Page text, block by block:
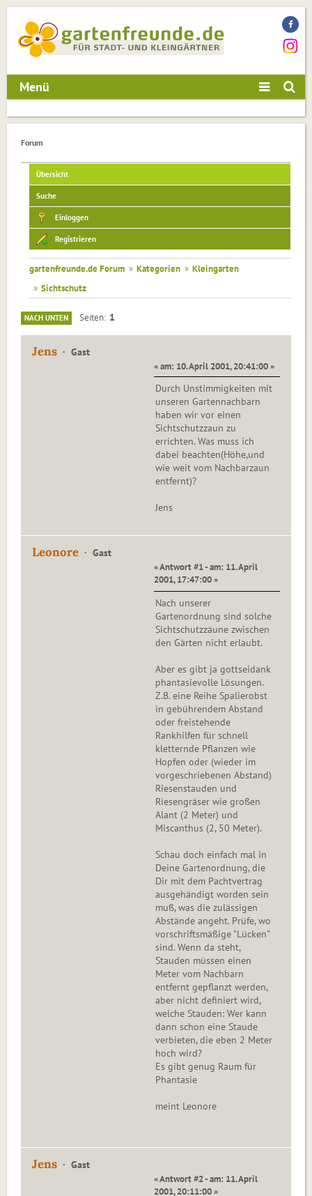
Menü
Forum
Übersicht
Suche
Einloggen
Registrieren
gartenfreunde.de Forum » Kategorien » Kleingarten
» Sichtschutz
NACH UNTEN Seiten 1
Jens Gast
« am: 10. April 2001, 20:41:00 »
Durch Unstimmigkeiten mit
unseren Gartennachbarn
haben wir vor einen
Sichtschutzzaun zu
errichten. Was muss ich
dabei beachten(Höhe,und
wie weit vom Nachbarzaun
entfernt)?
Jens
Leonore Gast
« Antwort #1 - am: 11. April
2001, 17:47:00 »
Nach unserer
Gartenordnung sind solche
Sichtschutzzäune zwischen
den Gärten nicht erlaubt.
Aber es gibt ja gottseidank
phantasievolle Lösungen.
Z.B. eine Reihe Spalierobst
in gebührendem Abstand
oder freistehende
Rankhilfen für schnell
kletternde Pflanzen wie
Hopfen oder (wieder im
vorgeschriebenen Abstand)
Riesenstauden und
Riesengräser wie großen
Alant (2 Meter) und
Miscanthus (2, 50 Meter).
Schau doch einfach mal in
Deine Gartenordnung, die
Dir mit dem Pachtvertrag
ausgehändigt worden sein
muß, was die zulässigen
Abstände angeht. Prüfe, wo
vorschriftsmäßige "Lücken"
sind. Wenn da steht,
Stauden müssen einen
Meter vom Nachbarn
entfernt gepflanzt werden,
aber nicht definiert wird,
welche Stauden: Wer kann
dann schon eine Staude
verbieten, die eben 2 Meter
hoch wird?
Es gibt genug Raum für
Phantasie
meint Leonore
Jens Gast
« Antwort #2 - am: 11. April
2001, 20:11:00 »